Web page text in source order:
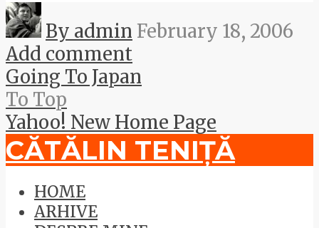
By admin February 18, 2006
Add comment
Going To Japan
To Top
Yahoo! New Home Page
CĂTĂLIN TENIȚĂ
HOME
ARHIVE